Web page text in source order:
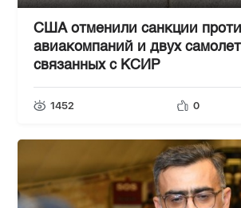
США отменили санкции
авиакомпаний и двух
связанных с КСИР
1452 0